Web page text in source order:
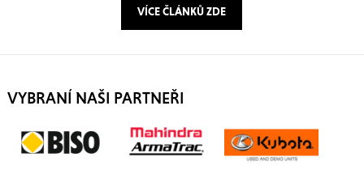
VÍCE ČLÁNKŮ ZDE
VYBRANÍ NAŠI PARTNEŘI